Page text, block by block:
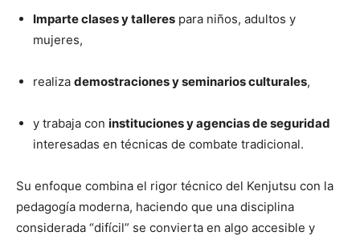
Imparte clases y talleres para niños, adultos y
mujeres,
realiza demostraciones y seminarios culturales,
y trabaja con instituciones y agencias de seguridad
interesadas en técnicas de combate tradicional.
Su enfoque combina el rigor técnico del Kenjutsu con la
pedagogía moderna, haciendo que una disciplina
considerada “difícil” se convierta en algo accesible y